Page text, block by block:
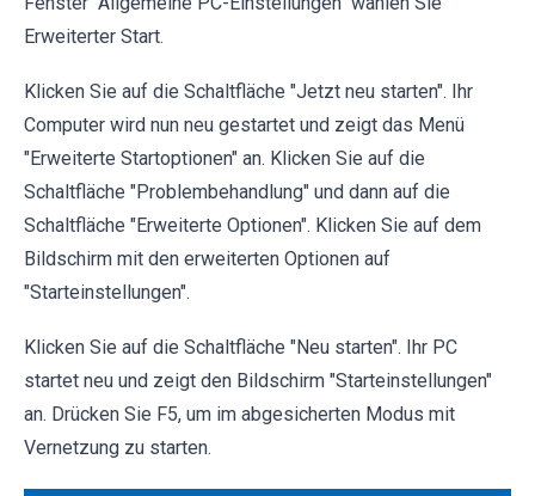
Erweiterter Start.
Klicken Sie auf die Schaltfläche "Jetzt neu starten". Ihr
Computer wird nun neu gestartet und zeigt das Menü
"Erweiterte Startoptionen" an. Klicken Sie auf die
Schaltfläche "Problembehandlung" und dann auf die
Schaltfläche "Erweiterte Optionen". Klicken Sie auf dem
Bildschirm mit den erweiterten Optionen auf
"Starteinstellungen".
Klicken Sie auf die Schaltfläche "Neu starten". Ihr PC
startet neu und zeigt den Bildschirm "Starteinstellungen"
an. Drücken Sie F5, um im abgesicherten Modus mit
Vernetzung zu starten.